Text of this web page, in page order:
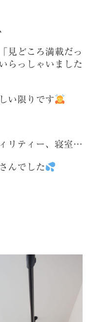
見どころ満載だっ
らっしゃいました
い限りです
リティー、寝室 …
んでした